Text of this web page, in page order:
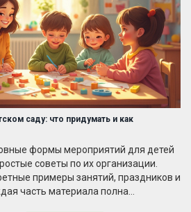
саду: что придумать и как
формы мероприятий для детей
советы по их организации.
примеры занятий, праздников и
часть материала полна